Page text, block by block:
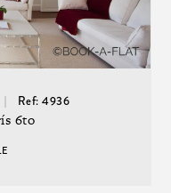
Ref: 4936
6to